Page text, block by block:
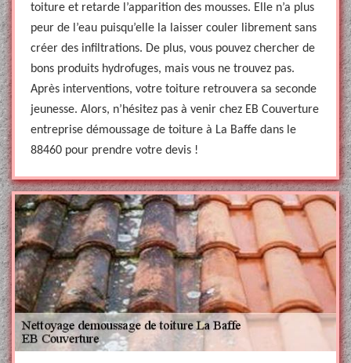
toiture et retarde l’apparition des mousses. Elle n’a plus
peur de l’eau puisqu’elle la laisser couler librement sans
créer des infiltrations. De plus, vous pouvez chercher de
bons produits hydrofuges, mais vous ne trouvez pas.
Après interventions, votre toiture retrouvera sa seconde
jeunesse. Alors, n’hésitez pas à venir chez EB Couverture
entreprise démoussage de toiture à La Baffe dans le
88460 pour prendre votre devis !